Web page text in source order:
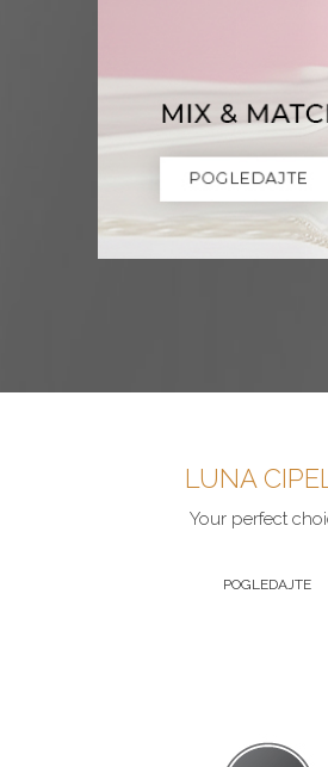
LUNA
Your perfect
POGLEDAJTE